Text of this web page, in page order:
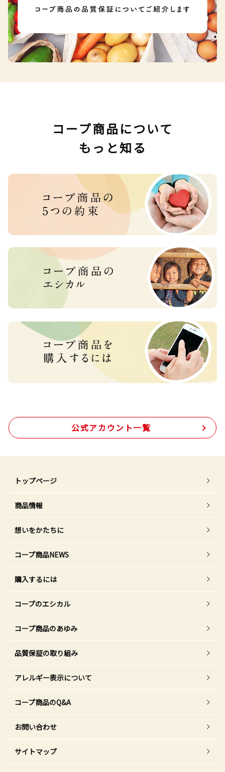
コープ商品について
もっと知る
公式アカウント一覧
トップページ
商品情報
想いをかたちに
コープ商品NEWS
購入するには
コープのエシカル
コープ商品のあゆみ
品質保証の取り組み
アレルギー表示について
コープ商品のQ&A
お問い合わせ
サイトマップ